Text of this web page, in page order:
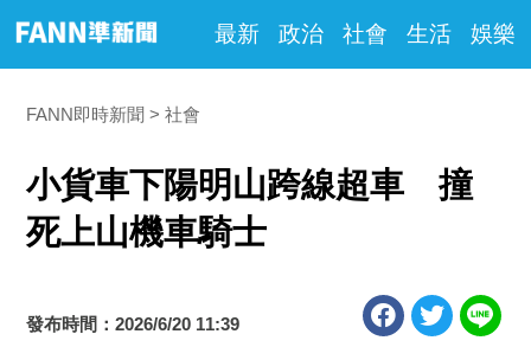
最新 政治 社會 生活 娛樂
FANN即時新聞 社會
小貨車下陽明山跨線超車 撞
死上山機車騎士
發布時間：2026/6/20 11:39